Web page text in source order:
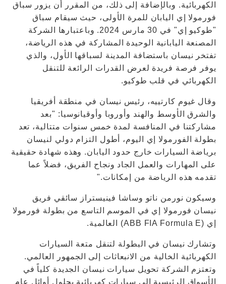
الكهربائية. وبالإضافة إلى ذلك، من المقرر أن يزور سباق
فورمولا إي اليابان للمرة الأولى، حيث سيقام سباق
"طوكيو إي" في 30 مارس 2024. وباعتبارها الشركة
المصنعة اليابانية الوحيدة المشاركة في هذه الرياضة،
تفتخر نيسان باستضافة المدينة لسباقها الأول، والذي
يوفر فرصة فريدة لعرض القدرات الرائعة للتنقل
الكهربائي في قلب طوكيو.
وقال غيوم كارتييه، رئيس نيسان في منطقة أفريقيا
والشرق الأوسط والهند وأوروبا وأوقيانوسيا: "بعد
مشاركتنا في المنافسة لمدة خمس سنوات متتالية، تعد
بطولة الفورمولا إي اليوم، أطول التزام دولي لنيسان
برياضة السيارات خارج حدود اليابان. وهذه شهادة حقيقية
على المهارات والعمل الجاد ونجاح الفريق، فضلاً عما
تقدمه هذه الرياضة من إمكانات."
وسيكون نورمن ناتو وساشا فينيستراز سائقي فريق
نيسان فورمولا إي في الموسم التاسع من بطولة فورمولا
إي (ABB FIA Formula E) العالمية.
وتشارك نيسان في البطولة لتنقل متعة السيارات
الكهربائية الخالية من الانبعاثات إلى الجمهور العالمي.
وتعتزم الشركة تحويل سيارات نيسان الجديدة كلياً في
الأسواق الرئيسية إلى سيارات كهربائية بحلول أوائل عام